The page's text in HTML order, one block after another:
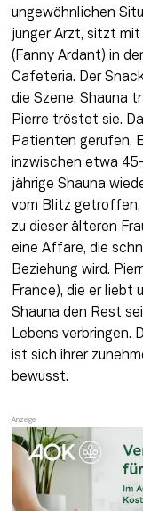
ungewöhnlichen
junger Arzt, sitzt
(Fanny Ardant) in
Cafeteria. Der
die Szene. Shauna
Pierre tröstet sie.
Patienten gerufen.
inzwischen etwa
jährige Shauna
vom Blitz getroffen,
zu dieser älteren
eine Affäre, die
Beziehung wird.
France), die er liebt
Shauna den Rest
Lebens verbringen.
ist sich ihrer
bewusst.